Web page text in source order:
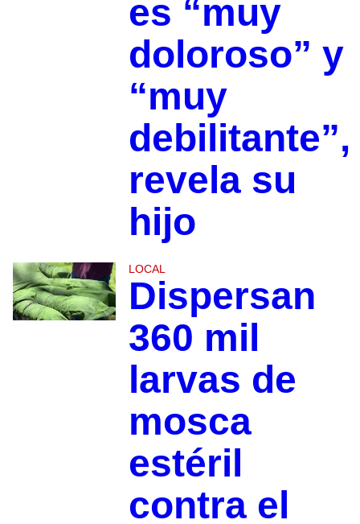
es “muy
doloroso” y
“muy
debilitante”,
revela su
hijo
LOCAL
Dispersan
360 mil
larvas de
mosca
estéril
contra el